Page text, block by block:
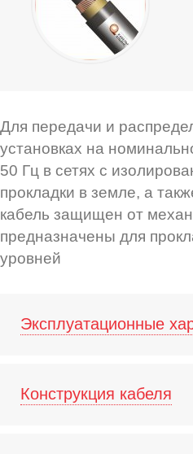
Для передачи и
установках на
50 Гц в сетях с
прокладки в земле, а
кабель защищен от
предназначены для
уровней
Эксплуатационные
Конструкция кабеля